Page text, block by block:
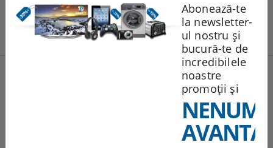
Abonează-te
la newsletter-
ul nostru și
bucură-te de
incredibilele
noastre
promoții și